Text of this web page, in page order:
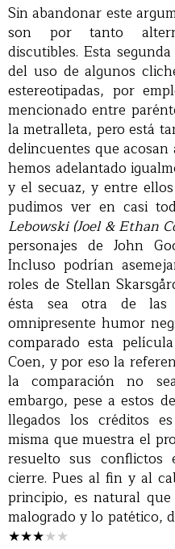
Sin abandonar este
son por tanto
discutibles. Esta
del uso de algunos
estereotipadas, por
mencionado entre
la metralleta, pero está
delincuentes que acosan
hemos adelantado
y el secuaz, y entre
pudimos ver en casi
Lebowski (Joel & Ethan
personajes de John
Incluso podrían
roles de Stellan
ésta sea otra de las
omnipresente humor
comparado esta
Coen, y por eso la
la comparación no
embargo, pese a estos
llegados los créditos
misma que muestra el
resuelto sus
cierre. Pues al fin y al
principio, es natural
malogrado y lo patético,
★★★★★